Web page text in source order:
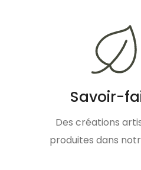
Savoir-
Des créations
produites dans